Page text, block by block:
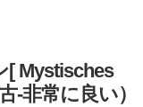
[ Mystisches
-非常に良い）